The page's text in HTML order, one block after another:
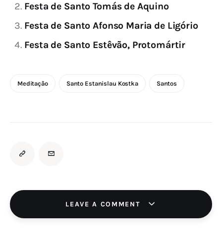
Festa de Santo Tomás de Aquino
Festa de Santo Afonso Maria de Ligório
Festa de Santo Estêvão, Protomártir
Meditação Santo Estanislau Kostka Santos
LEAVE A COMMENT